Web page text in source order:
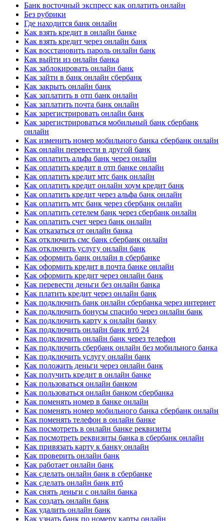
Банк восточный экспресс как оплатить онлайн
Без рубрики
Где находится банк онлайн
Как взять кредит в онлайн банке
Как взять кредит через онлайн банк
Как восстановить пароль онлайн банк
Как выйти из онлайн банка
Как заблокировать онлайн банк
Как зайти в банк онлайн сбербанк
Как закрыть онлайн банк
Как заплатить в отп банк онлайн
Как заплатить почта банк онлайн
Как зарегистрировать онлайн банк
Как зарегистрироваться мобильный банк сбербанк
онлайн
Как изменить номер мобильного банка сбербанк онлайн
Как онлайн перевести в другой банк
Как оплатить альфа банк через онлайн
Как оплатить кредит в отп банке онлайн
Как оплатить кредит мтс банк онлайн
Как оплатить кредит онлайн хоум кредит банк
Как оплатить кредит через альфа банк онлайн
Как оплатить мтс банк через сбербанк онлайн
Как оплатить сетелем банк через сбербанк онлайн
Как оплатить счет через банк онлайн
Как отказаться от онлайн банка
Как отключить смс банк сбербанк онлайн
Как отключить услугу онлайн банк
Как оформить банк онлайн в сбербанке
Как оформить кредит в почта банке онлайн
Как оформить кредит через онлайн банк
Как перевести деньги без онлайн банка
Как платить кредит через онлайн банк
Как подключить банк онлайн сбербанка через интернет
Как подключить бонусы спасибо через онлайн банк
Как подключить карту к онлайн банку
Как подключить онлайн банк втб 24
Как подключить онлайн банк через телефон
Как подключить сбербанк онлайн без мобильного банка
Как подключить услугу онлайн банк
Как положить деньги через онлайн банк
Как получить кредит в онлайн банке
Как пользоваться онлайн банком
Как пользоваться онлайн банком сбербанка
Как поменять номер в банке онлайн
Как поменять номер мобильного банка сбербанк онлайн
Как поменять телефон в онлайн банке
Как посмотреть в онлайн банке реквизиты
Как посмотреть реквизиты банка в сбербанк онлайн
Как привязать карту к банку онлайн
Как проверить онлайн банк
Как работает онлайн банк
Как сделать онлайн банк в сбербанке
Как сделать онлайн банк втб
Как снять деньги с онлайн банка
Как создать онлайн банк
Как удалить онлайн банк
Как узнать банк по номеру карты онлайн